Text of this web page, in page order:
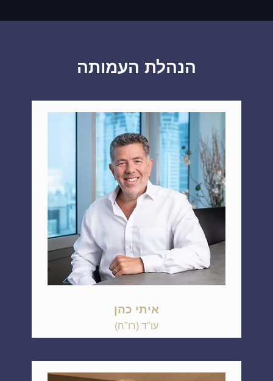
הנהלת העמותה
איתי כהן
עו"ד (רו"ח)